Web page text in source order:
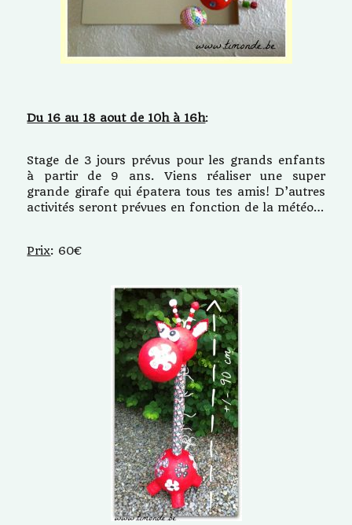
Du 16 au 18 aout de 10h à 16h:
Stage de 3 jours prévus pour les grands enfants
à partir de 9 ans. Viens réaliser une super
grande girafe qui épatera tous tes amis! D’autres
activités seront prévues en fonction de la météo…
Prix: 60€